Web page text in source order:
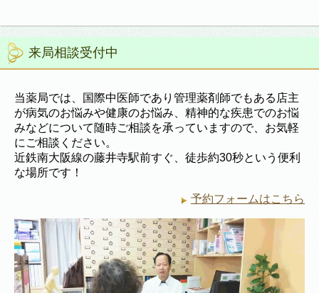
来局相談受付中
当薬局では、国際中医師であり管理薬剤師でもある店主
が病気のお悩みや健康のお悩み、精神的な疾患でのお悩
みなどについて随時ご相談を承っていますので、お気軽
にご相談ください。
近鉄南大阪線の藤井寺駅前すぐ、徒歩約30秒という便利
な場所です！
予約フォームはこちら